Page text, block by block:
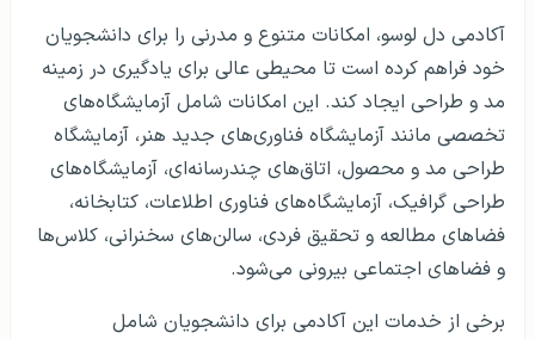
آکادمی دل لوسو، امکانات متنوع و مدرنی را برای دانشجویان
خود فراهم کرده است تا محیطی عالی برای یادگیری در زمینه‌
مد و طراحی ایجاد کند. این امکانات شامل آزمایشگاه‌های
تخصصی مانند آزمایشگاه فناوری‌های جدید هنر، آزمایشگاه
طراحی مد و محصول، اتاق‌های چندرسانه‌ای، آزمایشگاه‌های
طراحی گرافیک، آزمایشگاه‌های فناوری اطلاعات، کتابخانه،
فضاهای مطالعه و تحقیق فردی، سالن‌های سخنرانی، کلاس‌ها
و فضاهای اجتماعی بیرونی می‌شود.
برخی از خدمات این آکادمی برای دانشجویان شامل